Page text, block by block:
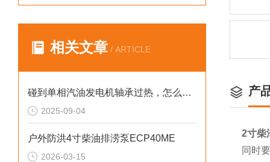
相关文章 / ARTICLE
碰到单相汽油发电机轴承过热，怎么处理
2025-09-04
户外防洪4寸柴油排涝泵ECP40ME
2026-03-15
产
2寸柴
同时